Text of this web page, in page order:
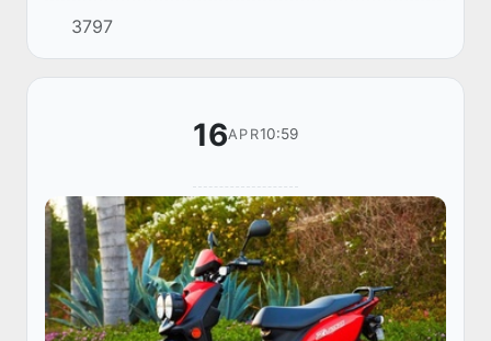
takomillashtirish toʻgʻrisida”gi 331-son qarori
qabul qi...
3797
16APR10:59